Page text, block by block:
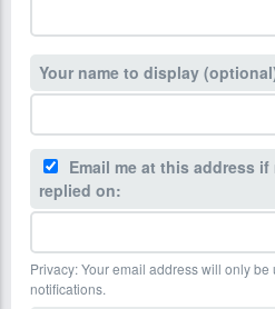
Your name to display
Email me at this address
replied on:
Privacy: Your email address will only
notifications.